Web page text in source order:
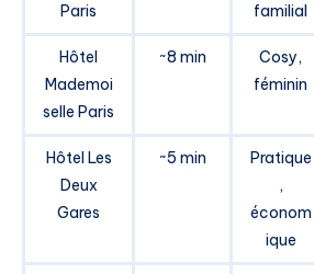
Paris
familial
Hôtel
Mademoi
selle Paris
~8 min
Cosy,
féminin
Hôtel Les
Deux
Gares
~5 min
Pratique
,
économ
ique